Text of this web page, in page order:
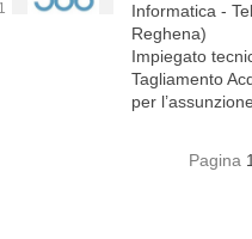
Informatica -
Reghena)
Impiegato
Tagliamento
per
Pagina 1